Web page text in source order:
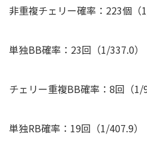
非重複チェリー確率：223個（
単独BB確率：23回（1/337.0）
チェリー重複BB確率：8回（1/
単独RB確率：19回（1/407.9）